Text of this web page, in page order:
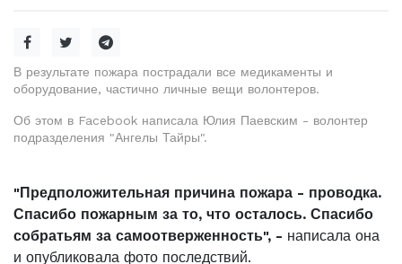
В результате пожара пострадали все медикаменты и
оборудование, частично личные вещи волонтеров.
Об этом в Facebook написала Юлия Паевским - волонтер
подразделения "Ангелы Тайры".
"Предположительная причина пожара - проводка.
Спасибо пожарным за то, что осталось. Спасибо
собратьям за самоотверженность", - написала она
и опубликовала фото последствий.